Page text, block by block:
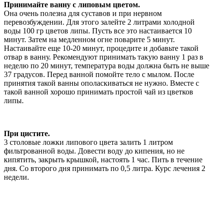
Принимайте ванну с липовым цветом.
Она очень полезна для суставов и при нервном
перевозбуждении. Для этого залейте 2 литрами холодной
воды 100 гр цветов липы. Пусть все это настаивается 10
минут. Затем на медленном огне поварите 5 минут.
Настаивайте еще 10-20 минут, процедите и добавьте такой
отвар в ванну. Рекомендуют принимать такую ванну 1 раз в
неделю по 20 минут, температура воды должна быть не выше
37 градусов. Перед ванной помойте тело с мылом. После
принятия такой ванны ополаскиваться не нужно. Вместе с
такой ванной хорошо принимать простой чай из цветков
липы.
При цистите.
3 столовые ложки липового цвета залить 1 литром
фильтрованной воды. Довести воду до кипения, но не
кипятить, закрыть крышкой, настоять 1 час. Пить в течение
дня. Со второго дня принимать по 0,5 литра. Курс лечения 2
недели.